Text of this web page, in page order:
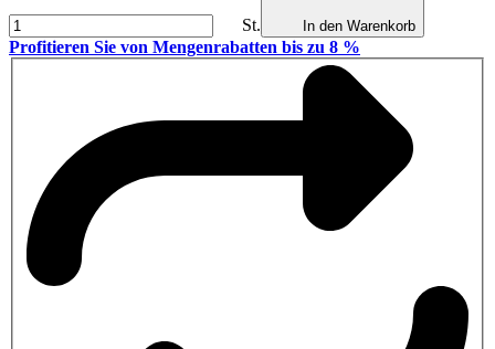
St. In den Warenkorb
Profitieren Sie von Mengenrabatten bis zu 8 %